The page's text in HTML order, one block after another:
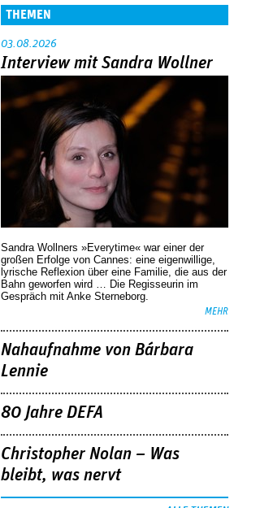
THEMEN
03.08.2026
Interview mit Sandra Wollner
Sandra Wollners »Everytime« war einer der
großen Erfolge von Cannes: eine eigenwillige,
lyrische Reflexion über eine ­Familie, die aus der
Bahn geworfen wird … Die Regisseurin im
Gespräch mit Anke Sterneborg.
MEHR
Nahaufnahme von Bárbara
Lennie
80 Jahre DEFA
Christopher Nolan – Was
bleibt, was nervt